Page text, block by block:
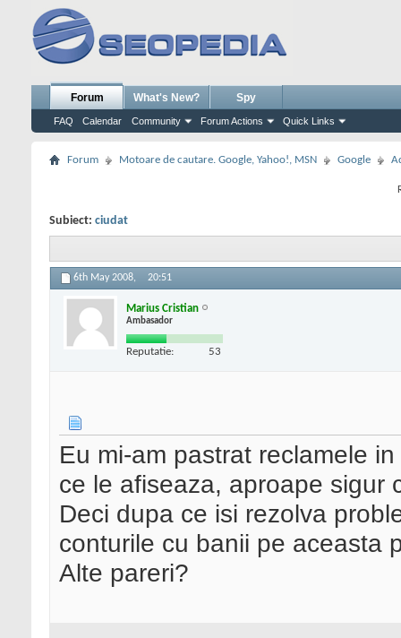
Forum
FAQ Calendar Community Forum Actions Quick Links
What's New? Spy
Forum Motoare de cautare. Google, Yahoo!, MSN Google
Subiect: ciudat
6th May 2008, 20:51
Marius Cristian
Ambasador
Reputatie: 53
Eu mi-am pastrat reclamele
ce le afiseaza, aproape sigur
Deci dupa ce isi rezolva
conturile cu banii pe aceasta
Alte pareri?